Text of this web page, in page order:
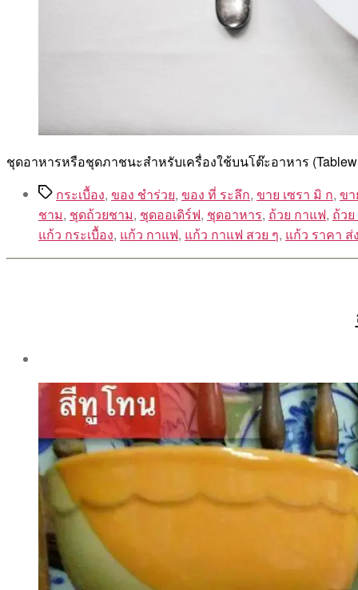
ชุดอาหารหรือชุดภาชนะสำหรับเครื่องใช้บนโต๊ะอาหาร
Tagsกระเบื้อง, ของ ชำร่วย, ของ ที่ ระลึก, ขาย เซรา มิ ก, ขา
ชาม, ชุดถ้วยชาม, ชุดออเดิร์ฟ, ชุดอาหาร, ถ้วย กาแฟ, ถ้ว
แก้ว กระเบื้อง, แก้ว กาแฟ, แก้ว กาแฟ สวย ๆ, แก้ว ราคา ส่ง
Aea